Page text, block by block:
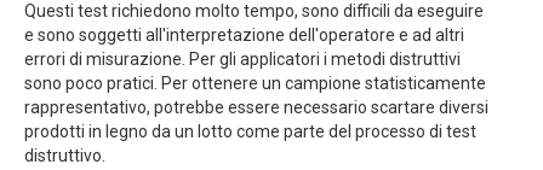
Questi test richiedono molto tempo, sono difficili da eseguire
e sono soggetti all'interpretazione dell'operatore e ad altri
errori di misurazione. Per gli applicatori i metodi distruttivi
sono poco pratici. Per ottenere un campione statisticamente
rappresentativo, potrebbe essere necessario scartare diversi
prodotti in legno da un lotto come parte del processo di test
distruttivo.